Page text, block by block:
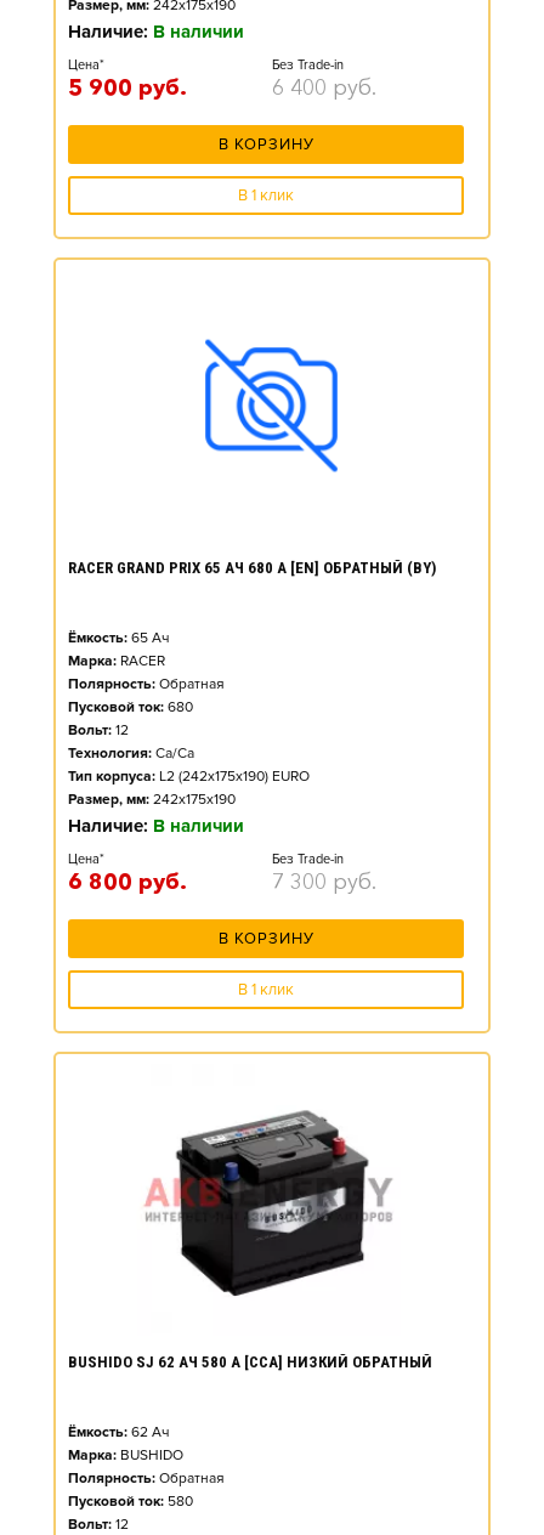
Размер, мм: 242x175x190
Наличие: В наличии
Цена*
5 900 руб.
Без Trade-in
6 400 руб.
В КОРЗИНУ
В 1 клик
RACER GRAND PRIX 65 АЧ 680 А [EN] ОБРАТНЫЙ (BY)
Ёмкость: 65 Ач
Марка: RACER
Полярность: Обратная
Пусковой ток: 680
Вольт: 12
Технология: Ca/Ca
Тип корпуса: L2 (242x175x190) EURO
Размер, мм: 242x175x190
Наличие: В наличии
Цена*
6 800 руб.
Без Trade-in
7 300 руб.
В КОРЗИНУ
В 1 клик
BUSHIDO SJ 62 АЧ 580 А [CCA] НИЗКИЙ ОБРАТНЫЙ
Ёмкость: 62 Ач
Марка: BUSHIDO
Полярность: Обратная
Пусковой ток: 580
Вольт: 12